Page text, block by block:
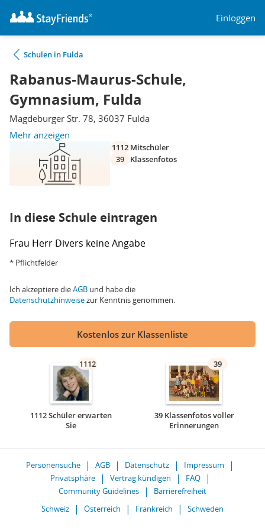
Einloggen
Schulen in Fulda
Rabanus-Maurus-Schule,
Gymnasium, Fulda
Magdeburger Str. 78, 36037 Fulda
Mehr anzeigen
1112 Mitschüler
39
Klassenfotos
In diese Schule eintragen
Frau Herr Divers keine Angabe
* Pflichtfelder
Ich akzeptiere dieAGB und habe die
Datenschutzhinweisezur Kenntnis genommen.
Kostenlos zur Klassenliste
1112
1112 Schüler erwarten
Sie
39
39 Klassenfotos voller
Erinnerungen
Personensuche AGB Datenschutz
Impressum
Privatsphäre
Vertrag kündigen
FAQ
Community Guidelines
Barrierefreiheit
Schweiz
Österreich Frankreich Schweden